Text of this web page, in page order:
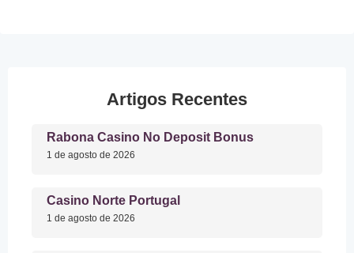
Artigos Recentes
Rabona Casino No Deposit Bonus
1 de agosto de 2026
Casino Norte Portugal
1 de agosto de 2026